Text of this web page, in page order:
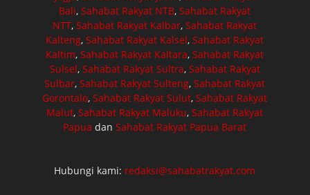
Bali,Sahabat Rakyat NTB,Sahabat Rakyat
NTT,Sahabat Rakyat Kalbar,Sahabat Rakyat
Kalteng,Sahabat Rakyat Kalsel,Sahabat Rakyat
Kaltim,Sahabat Rakyat Kaltara,Sahabat Rakyat
Sulsel, Sahabat Rakyat Sultra, Sahabat Rakyat
Sulbar,Sahabat Rakyat Sulteng,Sahabat Rakyat
Gorontalo,Sahabat Rakyat Sulut,Sahabat Rakyat
Malut,Sahabat Rakyat Maluku,Sahabat Rakyat
Papua danSahabat Rakyat Papua Barat
Hubungi kami: redaksi@sahabatrakyat.com